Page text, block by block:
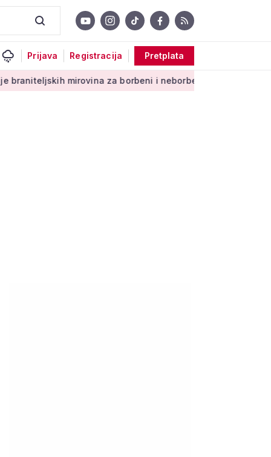
Prijava Registracija Pretplata
mirovina za borbeni i neborbeni sektor od početka 2027.